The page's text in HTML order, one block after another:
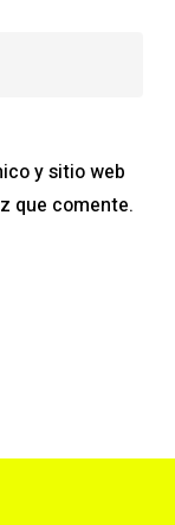
y sitio web
que comente.